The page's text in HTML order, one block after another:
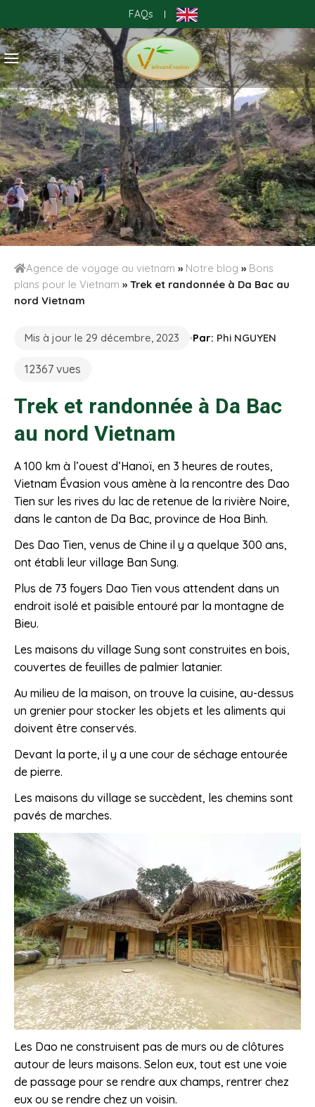
to
content
FAQs |
Agence de voyage au vietnam » Notre blog » Bons
plans pour le Vietnam » Trek et randonnée à Da Bac au
nord Vietnam
Mis à jour le 29 décembre, 2023 Par: Phi NGUYEN
12367 vues
Trek et randonnée à Da Bac
au nord Vietnam
A 100 km à l’ouest d’Hanoï, en 3 heures de routes,
Vietnam Évasion vous amène à la rencontre des Dao
Tien sur les rives du lac de retenue de la rivière Noire,
dans le canton de Da Bac, province de Hoa Binh.
Des Dao Tien, venus de Chine il y a quelque 300 ans,
ont établi leur village Ban Sung.
Plus de 73 foyers Dao Tien vous attendent dans un
endroit isolé et paisible entouré par la montagne de
Bieu.
Les maisons du village Sung sont construites en bois,
couvertes de feuilles de palmier latanier.
Au milieu de la maison, on trouve la cuisine, au-dessus
un grenier pour stocker les objets et les aliments qui
doivent être conservés.
Devant la porte, il y a une cour de séchage entourée
de pierre.
Les maisons du village se succèdent, les chemins sont
pavés de marches.
Les Dao ne construisent pas de murs ou de clôtures
autour de leurs maisons. Selon eux, tout est une voie
de passage pour se rendre aux champs, rentrer chez
eux ou se rendre chez un voisin.